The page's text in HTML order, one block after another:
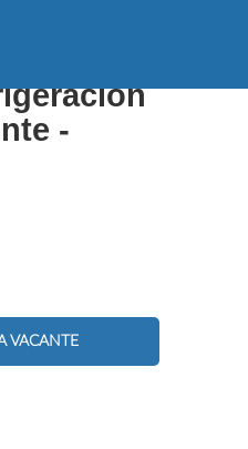
-
VACANTE